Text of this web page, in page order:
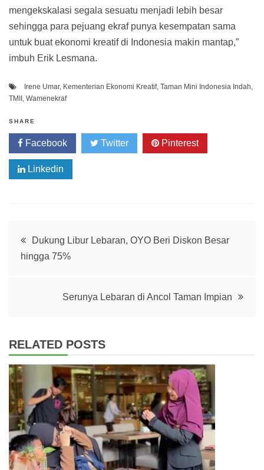
mengekskalasi segala sesuatu menjadi lebih besar
sehingga para pejuang ekraf punya kesempatan sama
untuk buat ekonomi kreatif di Indonesia makin mantap,”
imbuh Erik Lesmana.
Irene Umar, Kementerian Ekonomi Kreatif, Taman Mini Indonesia Indah,
TMII , Wamenekraf
SHARE
Facebook Twitter Pinterest
Linkedin
Post
navigation
Dukung Libur Lebaran, OYO Beri Diskon Besar
hingga 75%
Serunya Lebaran di Ancol Taman Impian
RELATED POSTS